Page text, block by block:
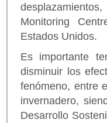
Monitoring
Estados Unidos.
Es importante
disminuir los
fenómeno, entre
invernadero,
Desarrollo